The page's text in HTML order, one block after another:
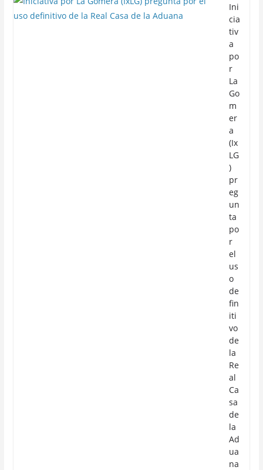
Ini
cia
tiv
a
po
r
La
Go
m
er
a
(Ix
LG
)
pr
eg
un
ta
po
r
el
us
o
de
fin
iti
vo
de
la
Re
al
Ca
sa
de
la
Ad
ua
na